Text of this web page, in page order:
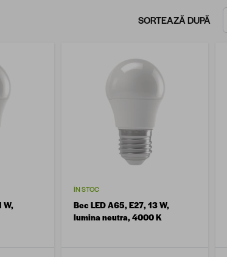
SORTEAZĂ DUPĂ
W,
ÎN STOC
Bec LED A65, E27, 13 W,
lumina neutra, 4000 K